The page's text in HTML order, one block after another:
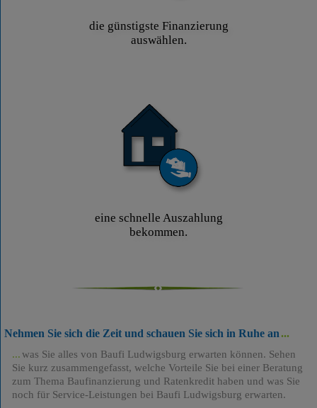
die günstigste Finanzierung
auswählen.
eine schnelle Auszahlung
bekommen.
Nehmen Sie sich die Zeit und schauen Sie sich in Ruhe an
was Sie alles von Baufi Ludwigsburg erwarten können. Sehen
Sie kurz zusammengefasst, welche Vorteile Sie bei einer Beratung
zum Thema Baufinanzierung und Ratenkredit haben und was Sie
noch für Service-Leistungen bei Baufi Ludwigsburg erwarten.